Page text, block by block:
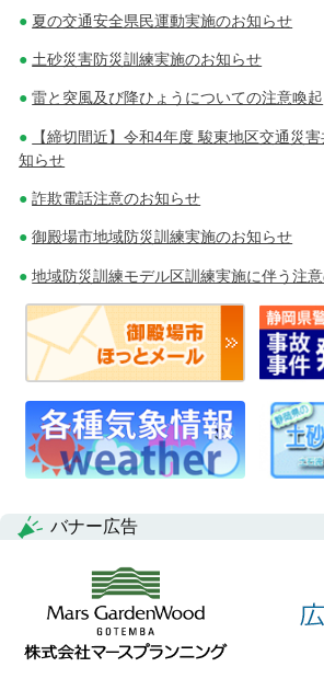
夏の交通安全県民運動実施のお知らせ
土砂災害防災訓練実施のお知らせ
雷と突風及び降ひょうについての注意喚起
【締切間近】令和4年度 駿東地区交通災
知らせ
詐欺電話注意のお知らせ
御殿場市地域防災訓練実施のお知らせ
地域防災訓練モデル区訓練実施に伴う注
バナー広告